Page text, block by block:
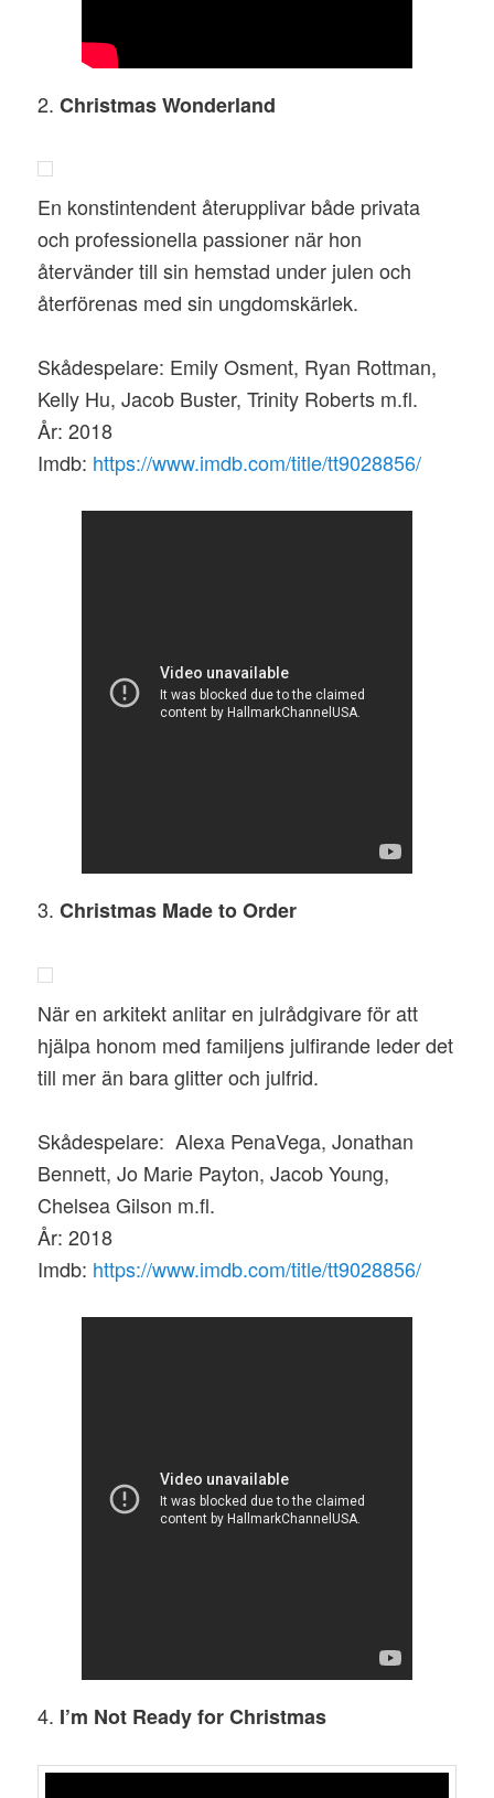
2.Christmas Wonderland
En konstintendent återupplivar både privata
och professionella passioner när hon
återvänder till sin hemstad under julen och
återförenas med sin ungdomskärlek.
Skådespelare: Emily Osment, Ryan Rottman,
Kelly Hu, Jacob Buster, Trinity Roberts m.fl.
År: 2018
Imdb: https://www.imdb.com/title/tt9028856/
3.Christmas Made to Order
När en arkitekt anlitar en julrådgivare för att
hjälpa honom med familjens julfirande leder det
till mer än bara glitter och julfrid.
Skådespelare: Alexa PenaVega, Jonathan
Bennett, Jo Marie Payton, Jacob Young,
Chelsea Gilson m.fl.
År: 2018
Imdb: https://www.imdb.com/title/tt9028856/
4. I’m Not Ready for Christmas